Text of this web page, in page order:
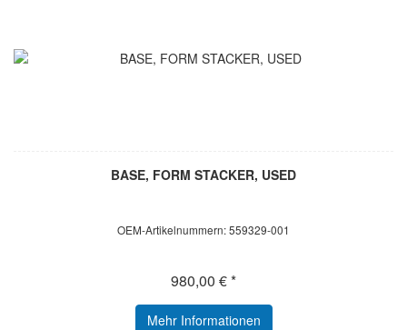
BASE, FORM STACKER, USED
OEM-Artikelnummern: 559329-001
980,00 € *
Mehr Informationen